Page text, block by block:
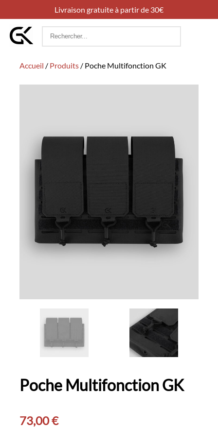
Livraison gratuite à partir de 30€
Rechercher
Accueil / Produits / Poche Multifonction GK
Poche Multifonction GK
73,00€